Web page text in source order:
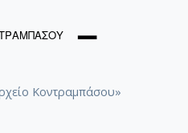
Κοντραμπάσου»